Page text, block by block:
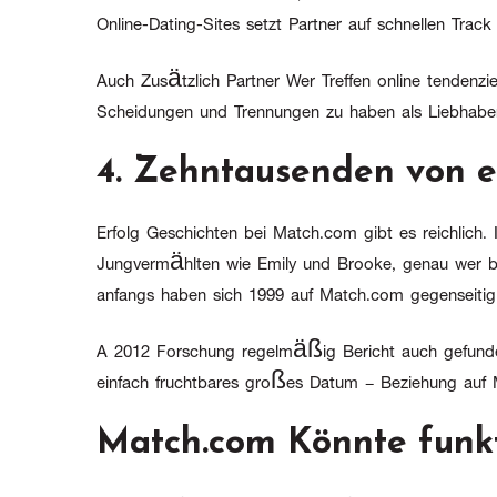
Online-Dating-Sites setzt Partner auf schnellen
Auch Zusätzlich Partner Wer Treffen online
Scheidungen und Trennungen zu haben als
4. Zehntausenden von
Erfolg Geschichten bei Match.com gibt es
Jungvermählten wie Emily und Brooke, genau wer
anfangs haben sich 1999 auf Match.com
A 2012 Forschung regelmäßig Bericht auch
einfach fruchtbares großes Datum – Beziehung
Match.com Könnte